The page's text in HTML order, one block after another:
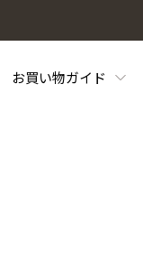
お買い物ガイド